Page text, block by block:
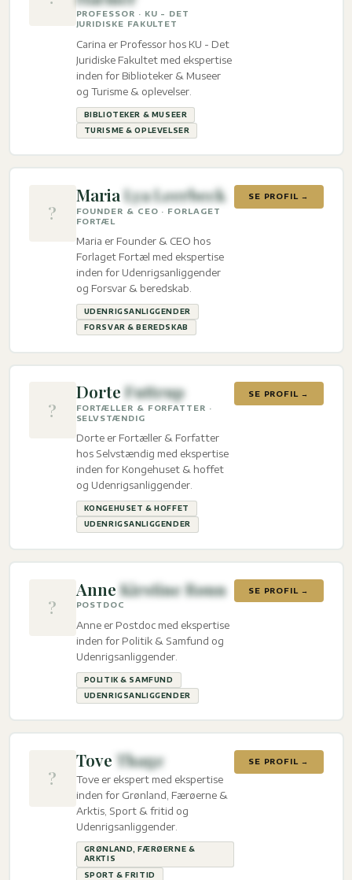
PROFESSOR · KU - DET
JURIDISKE FAKULTET
Carina er Professor hos KU - Det
Juridiske Fakultet med ekspertise
inden for Biblioteker & Museer
og Turisme & oplevelser.
BIBLIOTEKER & MUSEER
TURISME & OPLEVELSER
?
MariaLya Leerbeck
FOUNDER & CEO · FORLAGET
FORTÆL
Maria er Founder & CEO hos
Forlaget Fortæl med ekspertise
inden for Udenrigsanliggender
og Forsvar & beredskab.
UDENRIGSANLIGGENDER
FORSVAR & BEREDSKAB
SE PROFIL →
?
DorteFuttrup
FORTÆLLER & FORFATTER ·
SELVSTÆNDIG
Dorte er Fortæller & Forfatter
hos Selvstændig med ekspertise
inden for Kongehuset & hoffet
og Udenrigsanliggender.
KONGEHUSET & HOFFET
UDENRIGSANLIGGENDER
SE PROFIL →
?
AnneKirstine Rønn
POSTDOC
Anne er Postdoc med ekspertise
inden for Politik & Samfund og
Udenrigsanliggender.
POLITIK & SAMFUND
UDENRIGSANLIGGENDER
SE PROFIL →
?
Tove Thage
Tove er ekspert med ekspertise
inden for Grønland, Færøerne &
Arktis, Sport & fritid og
Udenrigsanliggender.
GRØNLAND, FÆRØERNE &
ARKTIS
SPORT & FRITID
SE PROFIL →